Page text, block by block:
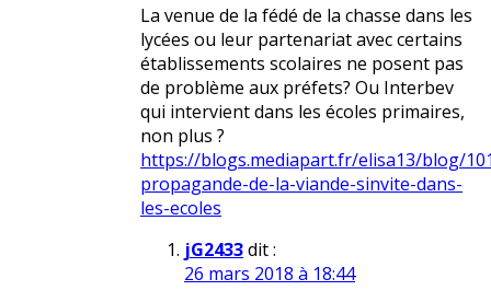
La venue de la fédé de la chasse dans les
lycées ou leur partenariat avec certains
établissements scolaires ne posent pas
de problème aux préfets? Ou Interbev
qui intervient dans les écoles primaires,
non plus ?
https://blogs.mediapart.fr/elisa13/blog/
propagande-de-la-viande-sinvite-dans-
les-ecoles
jG2433dit :
26 mars 2018 à 18:44